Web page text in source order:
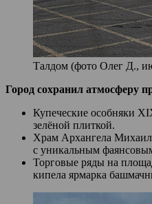
Талдом (фото Олег Д.,
Город сохранил атмосферу
Купеческие особняки
зелёной плиткой.
Храм Архангела
с уникальным
Торговые ряды на
кипела ярмарка